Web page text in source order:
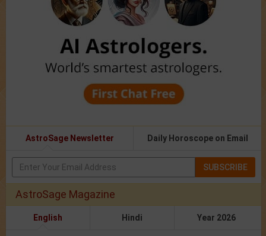
AstroSage Newsletter Daily Horoscope on Email
SUBSCRIBE
AstroSage Magazine
English Hindi Year 2026